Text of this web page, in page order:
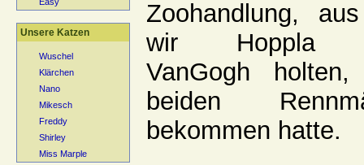
Unsere Katzen
Wuschel
Klärchen
Nano
Mikesch
Freddy
Shirley
Miss Marple
Zoohandlung,
wir Hoppla
VanGogh
beiden
bekommen hatte.